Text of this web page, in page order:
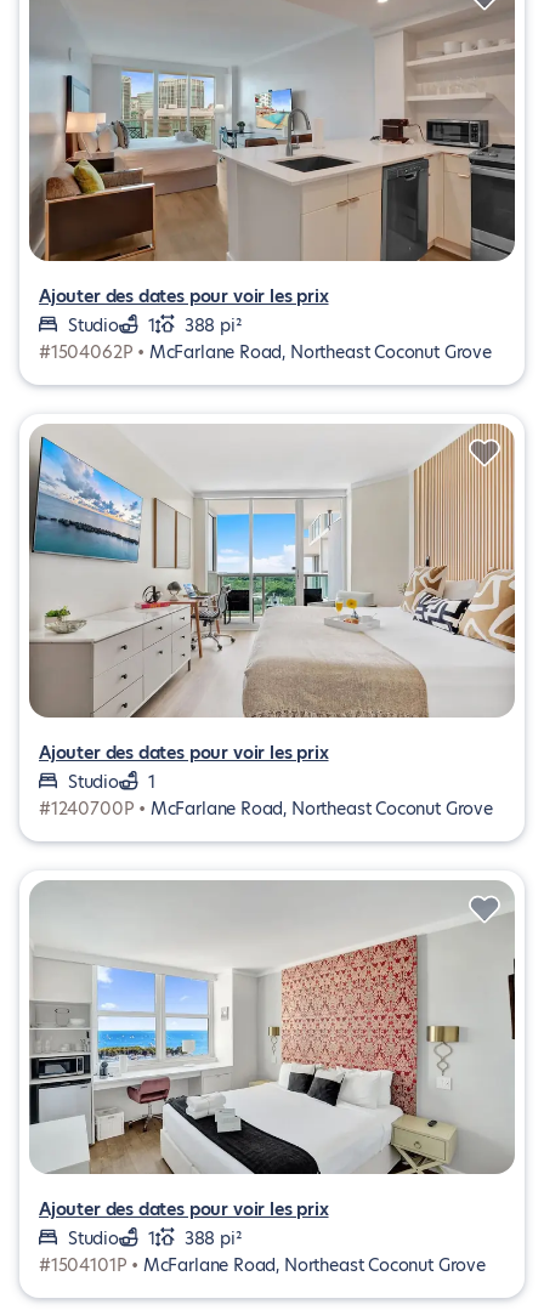
Ajouter des dates pour voir les prix
Studio
1
388 pi²
#1504062P • McFarlane Road, Northeast Coconut Grove
Ajouter des dates pour voir les prix
Studio
1
#1240700P • McFarlane Road, Northeast Coconut Grove
Ajouter des dates pour voir les prix
Studio
1
388 pi²
#1504101P • McFarlane Road, Northeast Coconut Grove